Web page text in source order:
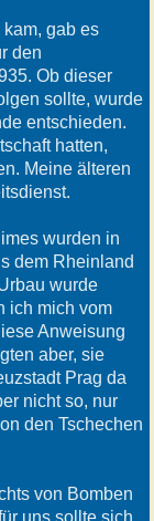
gab es
den
Ob dieser
sollte, wurde
entschieden.
hatten,
Meine älteren
wurden in
dem Rheinland
wurde
ich mich vom
Anweisung
aber, sie
Prag da
nicht so, nur
den Tschechen
von Bomben